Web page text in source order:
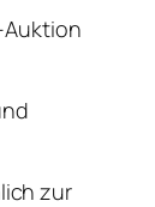
Auktion
zur